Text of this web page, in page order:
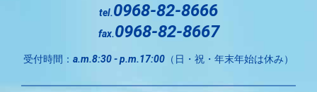
tel.0968-82-8666
fax.0968-82-8667
受付時間： a.m.8:30 - p.m.17:00 （日・祝・年末年始は休み）